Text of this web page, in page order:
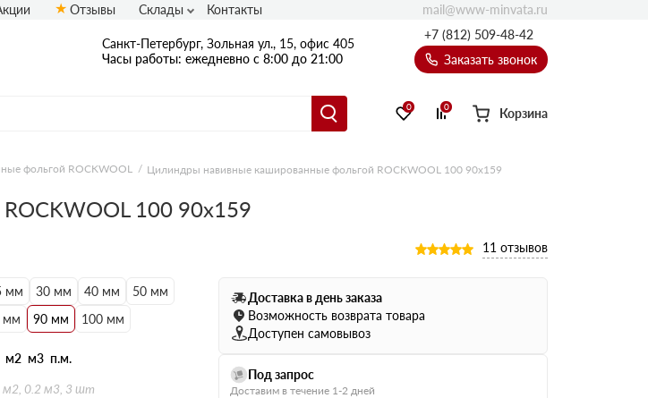
Санкт-Петербург, Зольная ул., 15, офис 405
Часы работы: ежедневно с 8:00 до 21:00
+7 (812) 509-48-42
Заказать звонок
0 0 Корзина
Отзывы Склады Контакты mail@www-minvata.ru
фольгой ROCKWOOL Цилиндры навивные кашированные фольгой ROCKWOOL 100 90х159
100 90х159
11 отзывов
мм 30 мм 40 мм
50 мм
мм 90 мм 100 мм
м2 м3 п.м.
м2, 0.2 м3, 3 шт
Доставка в день заказа
Возможность возврата товара
Доступен самовывоз
Под запрос
Доставим в течение 1-2 дней